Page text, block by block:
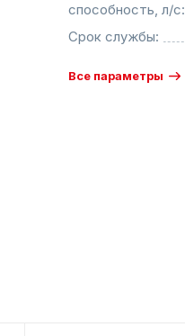
способность, л/с:
Срок службы:
Все параметры